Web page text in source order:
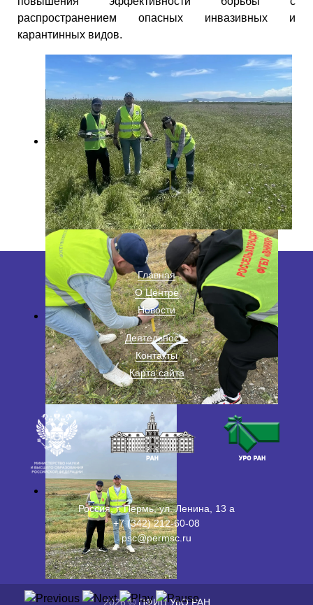
распространением опасных инвазивных и
карантинных видов.
Главная
О Центре
Новости
Деятельность
Контакты
Карта сайта
Россия, г. Пермь, ул. Ленина, 13 а
+7 (342) 212-60-08
psc@permsc.ru
2026 ©ПФИЦ УрО РАН